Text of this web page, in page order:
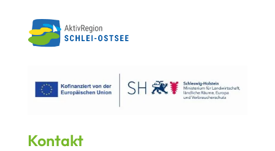
Kontakt